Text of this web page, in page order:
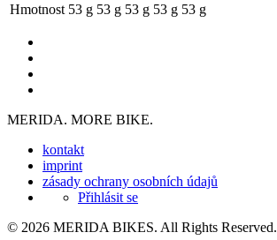
Hmotnost 53 g 53 g 53 g 53 g 53 g
MERIDA. MORE BIKE.
kontakt
imprint
zásady ochrany osobních údajů
Přihlásit se
© 2026 MERIDA BIKES. All Rights Reserved.